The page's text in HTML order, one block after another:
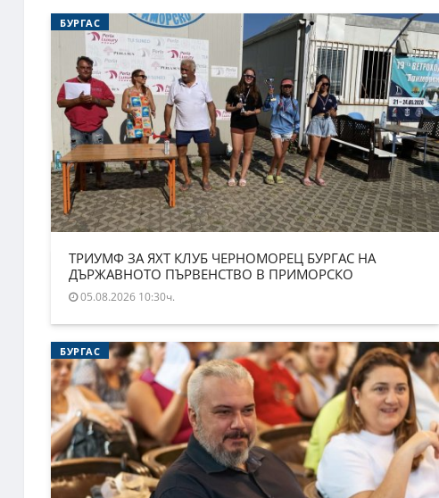
БУРГАС
ТРИУМФ ЗА ЯХТ КЛУБ ЧЕРНОМОРЕЦ БУРГАС НА
ДЪРЖАВНОТО ПЪРВЕНСТВО В ПРИМОРСКО
05.08.2026 10:30ч.
БУРГАС